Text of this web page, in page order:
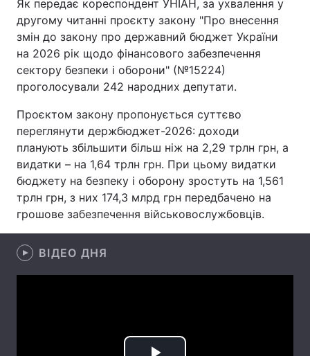
Економіка Світ
Спорт Наука
Техно і зв'язок Лайт
Здоров'я Туризм
Цікавинки Погода
Екологія Регіони
Лонгріди
Відео з Youtube
Як передає кореспондент УНІАН, за ухвалення у
другому читанні проєкту закону "Про внесення
змін до закону про державний бюджет України
на 2026 рік щодо фінансового забезпечення
сектору безпеки і оборони" (№15224)
проголосували 242 народних депутати.
Проєктом закону пропонується суттєво
переглянути держбюджет-2026: доходи
планують збільшити більш ніж на 2,29 трлн грн, а
видатки – на 1,64 трлн грн. При цьому видатки
бюджету на безпеку і оборону зростуть на 1,561
трлн грн, з них 174,3 млрд грн передбачено на
грошове забезпечення військовослужбовців.
ВІДЕО ДНЯ